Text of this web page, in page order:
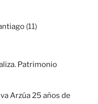
(11)
Patrimonio
Arzúa 25 años de